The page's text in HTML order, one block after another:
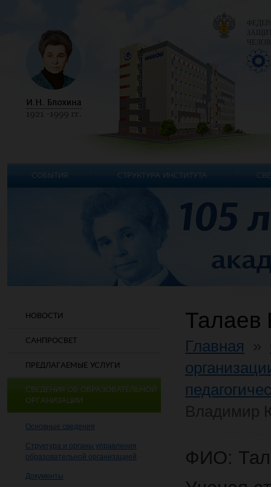
НОВОСТИ
САНПРОСВЕТ
ПРЕДЛАГАЕМЫЕ УСЛУГИ
СВЕДЕНИЯ ОБ ОБРАЗОВАТЕЛЬНОЙ
ОРГАНИЗАЦИИ
Основные сведения
Структура и органы управления
образовательной организацией
Документы
Главная
ФИО:
СОБЫТИЯ СТРУКТУРА ИНСТИТУТА